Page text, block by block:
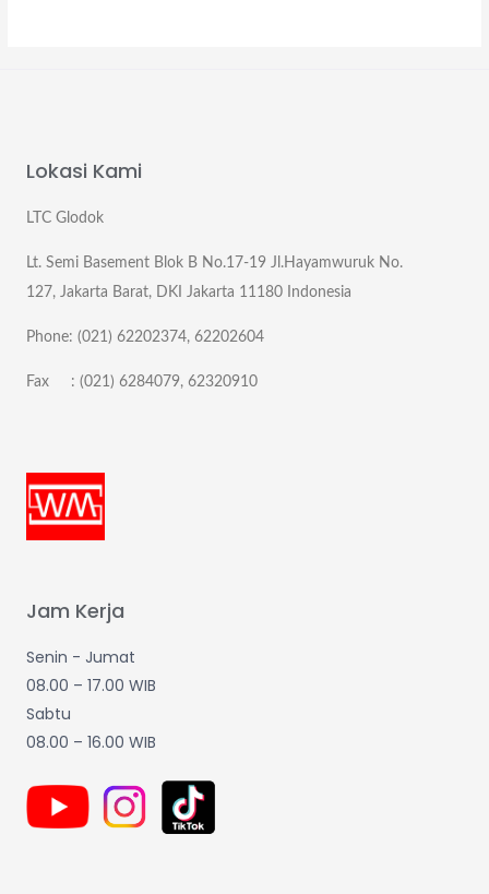
Lokasi Kami
LTC Glodok
Lt. Semi Basement Blok B No.17-19 Jl.Hayamwuruk No.
127, Jakarta Barat, DKI Jakarta 11180 Indonesia
Phone: (021) 62202374, 62202604
Fax : (021) 6284079, 62320910
Jam Kerja
Senin - Jumat
08.00 – 17.00 WIB
Sabtu
08.00 – 16.00 WIB